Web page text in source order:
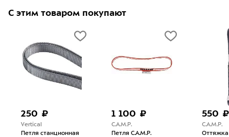
С этим товаром покупают
250 ₽
Vertical
Петля станционная
1 100 ₽
C.A.M.P.
Петля C.A.M.P.
550 ₽
C.A.M.P.
Оттяжка